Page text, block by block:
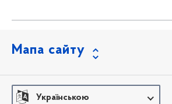
Мапа сайту
Українською